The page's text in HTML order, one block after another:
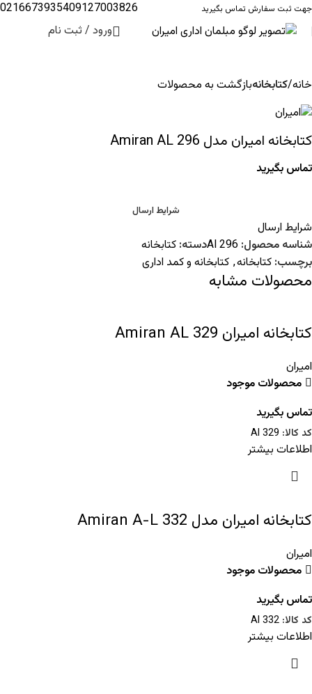
جهت ثبت سفارش تماس بگیرید 09127003826
02166739354
ورود / ثبت نام
خانه کتابخانهبازگشت به محصولات
کتابخانه امیران مدل Amiran AL 296
تماس بگیرید
شرایط ارسال
شرایط ارسال
شناسه محصول: Al 296دسته: کتابخانه
برچسب: کتابخانه, کتابخانه و کمد اداری
محصولات مشابه
کتابخانه امیران Amiran AL 329
امیران
محصولات موجود
تماس بگیرید
کد کالا: Al 329
اطلاعات بیشتر
کتابخانه امیران مدل Amiran A-L 332
امیران
محصولات موجود
تماس بگیرید
کد کالا: Al 332
اطلاعات بیشتر